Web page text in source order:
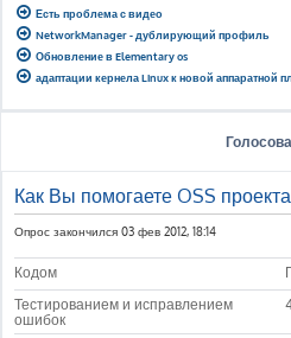
Есть проблема с видео
NetworkManager - дублирующий профиль
Обновление в Elementary os
адаптации кернела Linux к новой аппаратной
Как Вы помогаете OSS
Опрос закончился 03 фев 2012, 18:14
Кодом
Тестированием и исправлением
ошибок